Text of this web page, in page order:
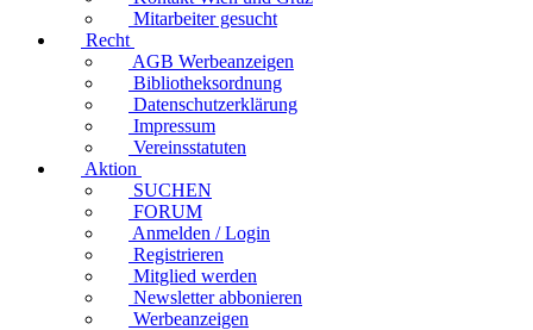
Mitarbeiter gesucht
Recht
AGB Werbeanzeigen
Bibliotheksordnung
Datenschutzerklärung
Impressum
Vereinsstatuten
Aktion
SUCHEN
FORUM
Anmelden / Login
Registrieren
Mitglied werden
Newsletter abbonieren
Werbeanzeigen